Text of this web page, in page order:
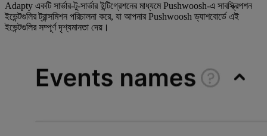
Adapty একটি সার্ভার-টু-সার্ভার ইন্টিগ্রেশনের মাধ্যমে Pushwoosh-এ সাবস্ক্রিপশন
ইভেন্টগুলির ট্রান্সমিশন পরিচালনা করে, যা আপনার Pushwoosh ড্যাশবোর্ডে এই
ইভেন্টগুলির সম্পূর্ণ দৃশ্যমানতা দেয়।